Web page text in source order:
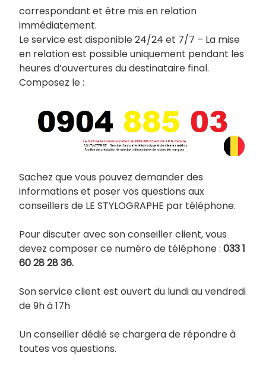
correspondant et être mis en relation
immédiatement.
Le service est disponible 24/24 et 7/7 – La mise
en relation est possible uniquement pendant les
heures d’ouvertures du destinataire final.
Composez le :
Sachez que vous pouvez demander des
informations et poser vos questions aux
conseillers de LE STYLOGRAPHE par téléphone.
Pour discuter avec son conseiller client, vous
devez composer ce numéro de téléphone : 033 1
60 28 28 36.
Son service client est ouvert du lundi au vendredi
de 9h à 17h
Un conseiller dédié se chargera de répondre à
toutes vos questions.